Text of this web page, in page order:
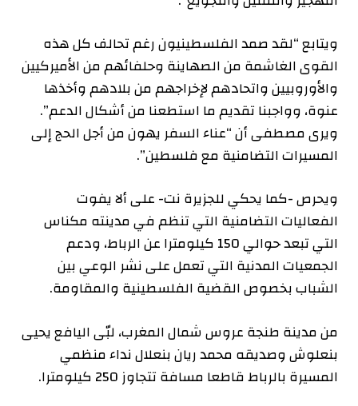
ويتابع “لقد صمد الفلسطينيون رغم تحالف كل هذه
القوى الغاشمة من الصهاينة وحلفائهم من الأميركيين
والأوروبيين واتحادهم لإخراجهم من بلادهم وأخذها
عنوة، وواجبنا تقديم ما استطعنا من أشكال الدعم”.
ويرى مصطفى أن “عناء السفر يهون من أجل الحج إلى
المسيرات التضامنية مع فلسطين”.
ويحرص -كما يحكي للجزيرة نت- على ألا يفوت
الفعاليات التضامنية التي تنظم في مدينته مكناس
التي تبعد حوالي 150 كيلومترا عن الرباط، ودعم
الجمعيات المدنية التي تعمل على نشر الوعي بين
الشباب بخصوص القضية الفلسطينية والمقاومة.
من مدينة طنجة عروس شمال المغرب، لبّى اليافع يحيى
بنعلوش وصديقه محمد ريان بنعلال نداء منظمي
المسيرة بالرباط قاطعا مسافة تتجاوز 250 كيلومترا.